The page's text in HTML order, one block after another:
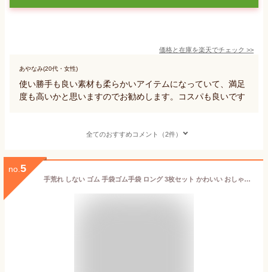
価格と在庫を楽天でチェック >>
あやなみ(20代・女性)
使い勝手も良い素材も柔らかいアイテムになっていて、満足
度も高いかと思いますのでお勧めします。コスパも良いです
全てのおすすめコメント（2件）
no. 5
手荒れ しない ゴム 手袋ゴム手袋 ロング 3枚セット かわいい おしゃれ 作業用 ロンググローブ ロングスリーブ 丈が長い ブルー ピンク グリーン 食器洗い キッチン掃除 トイレ掃除 浴室掃除 クリーニング 掃除 レディース そうじ 風呂掃除